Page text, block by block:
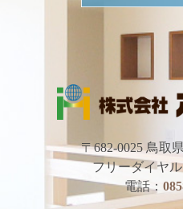
〒682-0025 鳥取
フリーダイヤル
電話：